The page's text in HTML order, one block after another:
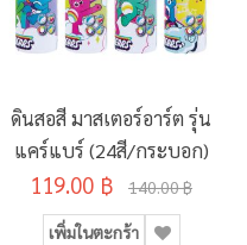
ดินสอสี มาสเตอร์อาร์ต รุ่น
แคร์แบร์ (24สี/กระบอก)
119.00 ฿ 140.00 ฿
เพิ่มในตะกร้า